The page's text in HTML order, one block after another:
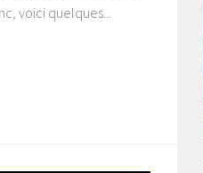
voici quelques...